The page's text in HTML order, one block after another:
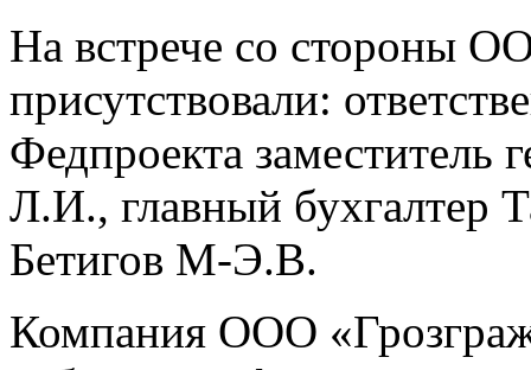
На встрече со стороны
присутствовали:
Федпроекта заместитель
Л.И., главный
Бетигов М-Э.В.
Компания ООО